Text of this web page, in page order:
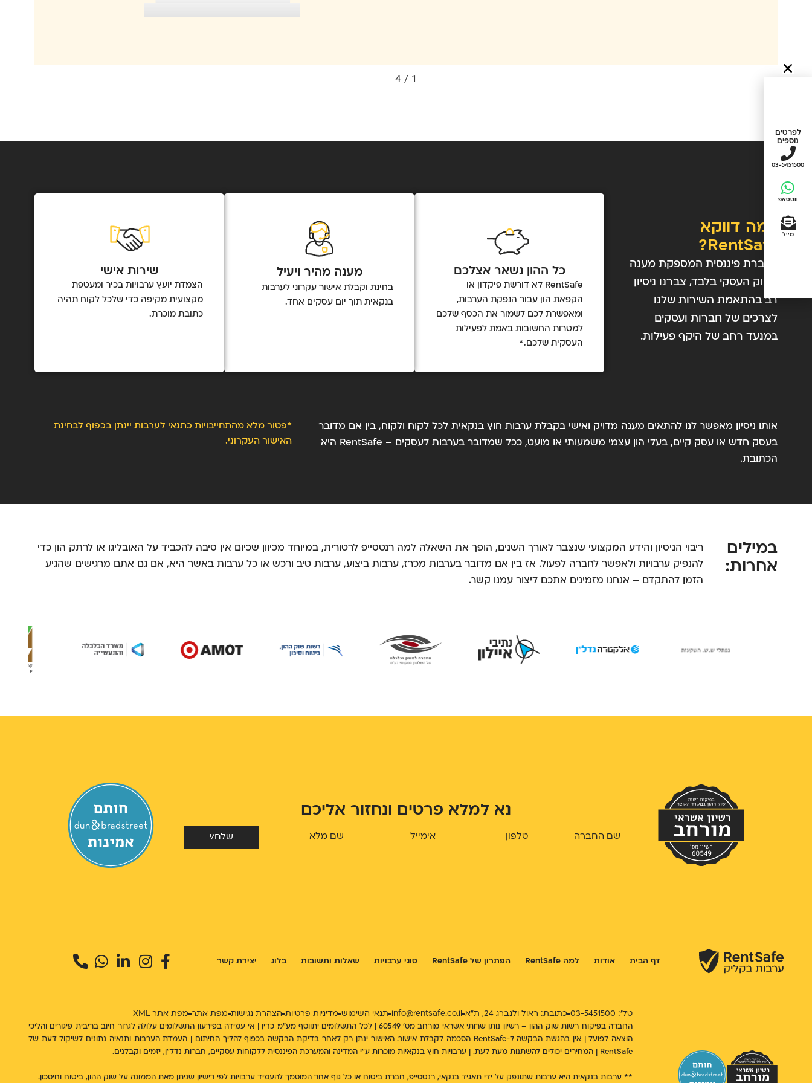
1
/
4
למה דווקא
RentSafe?
כחברת פיננסית המספקת מענה
לשוק העסקי בלבד, צברנו ניסיון
רב בהתאמת השירות שלנו
לצרכים של חברות ועסקים
במנעד רחב של היקף פעילות.
כל ההון נשאר אצלכם
RentSafe לא דורשת פיקדון או
הקפאת הון עבור הנפקת הערבות,
ומאפשרת לכם לשמור את הכסף שלכם
למטרות החשובות באמת לפעילות
העסקית שלכם.*
מענה מהיר ויעיל
בחינת וקבלת אישור עקרוני לערבות
בנקאית תוך יום עסקים אחד.
שירות אישי
הצמדת יועץ ערבויות בכיר ומעטפת
מקצועית מקיפה כדי שלכל לקוח תהיה
כתובת מוכרת.
אותו ניסיון מאפשר לנו להתאים מענה מדויק ואישי בקבלת ערבות חוץ בנקאית לכל לקוח ולקוח, בין אם מדובר
בעסק חדש או עסק קיים, בעלי הון עצמי משמעותי או מועט, ככל שמדובר בערבות לעסקים – RentSafe היא
הכתובת.
*פטור מלא מהתחייבויות כתנאי לערבות יינתן בכפוף לבחינת
האישור העקרוני.
במילים
אחרות:
ריבוי הניסיון והידע המקצועי שנצבר לאורך השנים, הופך את השאלה למה רנטסייפ לרטורית, במיוחד מכיוון שכיום אין סיבה להכביד על האובליגו או לרתק הון כדי
להנפיק ערבויות ולאפשר לחברה לפעול. אז בין אם מדובר בערבות מכרז, ערבות ביצוע, ערבות טיב ורכש או כל ערבות באשר היא, אם גם אתם מרגישים שהגיע
הזמן להתקדם – אנחנו מזמינים אתכם ליצור עמנו קשר.
נא למלא פרטים ונחזור אליכם
שלח/י
דף הבית אודות למה RentSafe הפתרון של RentSafe סוגי ערבויות שאלות ותשובות בלוג יצירת קשר
טל': 03-5451500 כתובת: ראול ולנברג 24, ת״א info@rentsafe.co.il תנאי השימוש מדיניות פרטיות הצהרת נגישות מפת אתר מפת אתר XML
החברה בפיקוח רשות שוק ההון – רשיון נותן שרותי אשראי מורחב מס' 60549 | לכל התשלומים יתווסף מע"מ כדין | אי עמידה בפירעון התשלומים עלולה לגרור חיוב בריבית פיגורים והליכי
הוצאה לפועל | אין בהגשת הבקשה ל-RentSafe הסכמה לקבלת אישור. האישור ינתן רק לאחר בדיקת הבקשה בכפוף להליך החיתום | העמדת הערבות ותנאיה נתונים לשיקול דעת של
RentSafe | המחירים יכולים להשתנות מעת לעת. | ערבויות חוץ בנקאיות מוכרות ע״י המדינה והמערכת הפיננסית ללקוחות עסקיים, חברות נדל"ן, יזמים וקבלנים.
** ערבות בנקאית היא ערבות שתונפק על ידי תאגיד בנקאי, רנטסייפ, חברת ביטוח או כל גוף אחר המוסמך להעמיד ערבויות לפי רישיון שניתן מאת הממונה על שוק ההון, ביטוח וחיסכון.
לפרטים
נוספים
03-5451500
ווטסאפ
מייל